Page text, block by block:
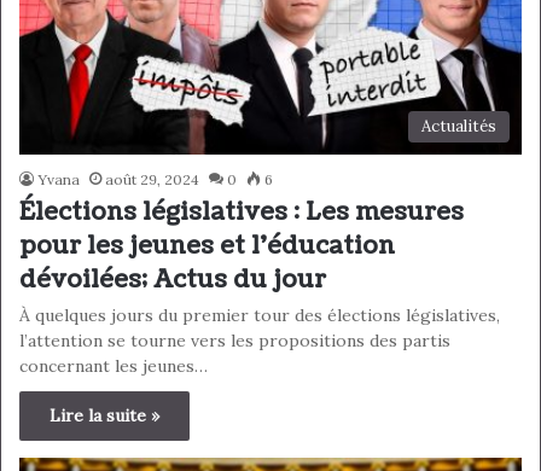
Actualités
Yvana août 29, 2024 0 6
Élections législatives : Les mesures
pour les jeunes et l’éducation
dévoilées; Actus du jour
À quelques jours du premier tour des élections législatives,
l’attention se tourne vers les propositions des partis
concernant les jeunes…
Lire la suite »